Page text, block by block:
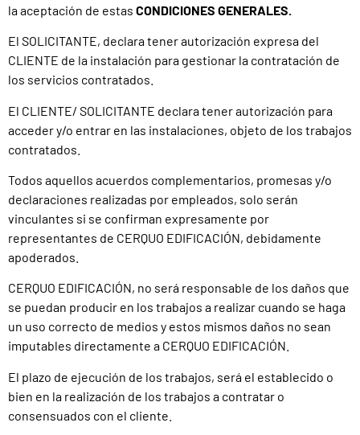
la aceptación de estas CONDICIONES GENERALES.
El SOLICITANTE, declara tener autorización expresa del
CLIENTE de la instalación para gestionar la contratación de
los servicios contratados.
El CLIENTE/ SOLICITANTE declara tener autorización para
acceder y/o entrar en las instalaciones, objeto de los trabajos
contratados.
Todos aquellos acuerdos complementarios, promesas y/o
declaraciones realizadas por empleados, solo serán
vinculantes si se confirman expresamente por
representantes de CERQUO EDIFICACIÓN, debidamente
apoderados.
CERQUO EDIFICACIÓN, no será responsable de los daños que
se puedan producir en los trabajos a realizar cuando se haga
un uso correcto de medios y estos mismos daños no sean
imputables directamente a CERQUO EDIFICACIÓN.
El plazo de ejecución de los trabajos, será el establecido o
bien en la realización de los trabajos a contratar o
consensuados con el cliente.